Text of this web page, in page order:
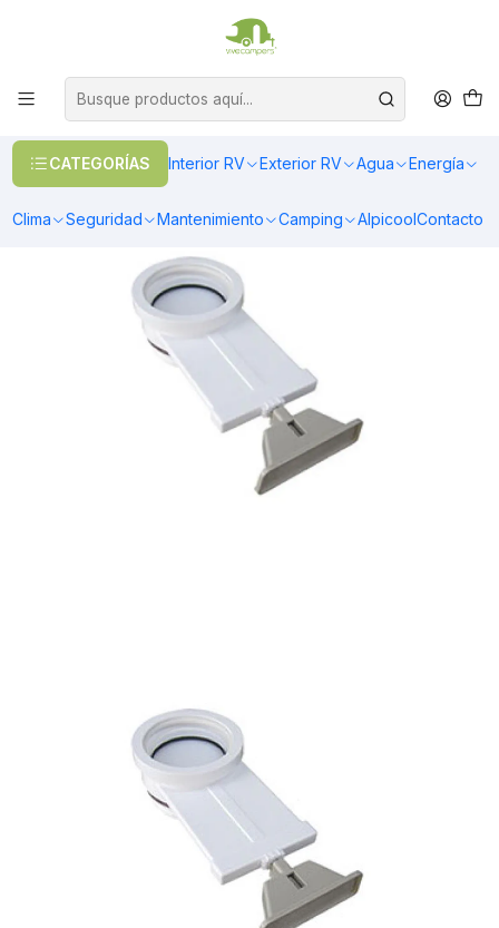
CATEGORÍAS Interior RV Exterior RV Agua Energía
Clima Seguridad Mantenimiento Camping AlpicoolContacto
OFERTAS EN CALEFACCIÓN DIESEL
Válvula de guillotina repuesto para baños portátiles